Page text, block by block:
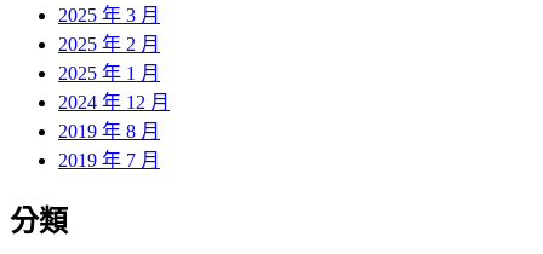
2025 年 3 月
2025 年 2 月
2025 年 1 月
2024 年 12 月
2019 年 8 月
2019 年 7 月
分類